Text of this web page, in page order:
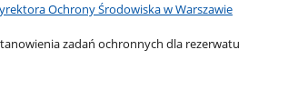
Ochrony Środowiska w Warszawie
zadań ochronnych dla rezerwatu